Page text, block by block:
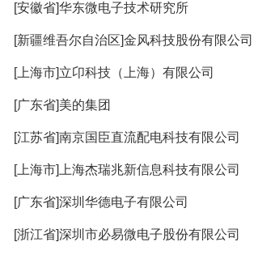
[安徽省]华东微电子技术研究所
[新疆维吾尔自治区]金风科技股份有限公司
[上海市]立卬科技（上海）有限公司
[广东省]美的集团
[江苏省]南京国臣直流配电科技有限公司
[上海市]上海杰瑞兆新信息科技有限公司
[广东省]深圳华德电子有限公司
[浙江省]深圳市必易微电子股份有限公司